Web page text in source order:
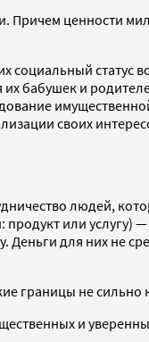
ценности
статус
бабушек и
своих
людей,
или услугу)
для них не
границы не сильно
и